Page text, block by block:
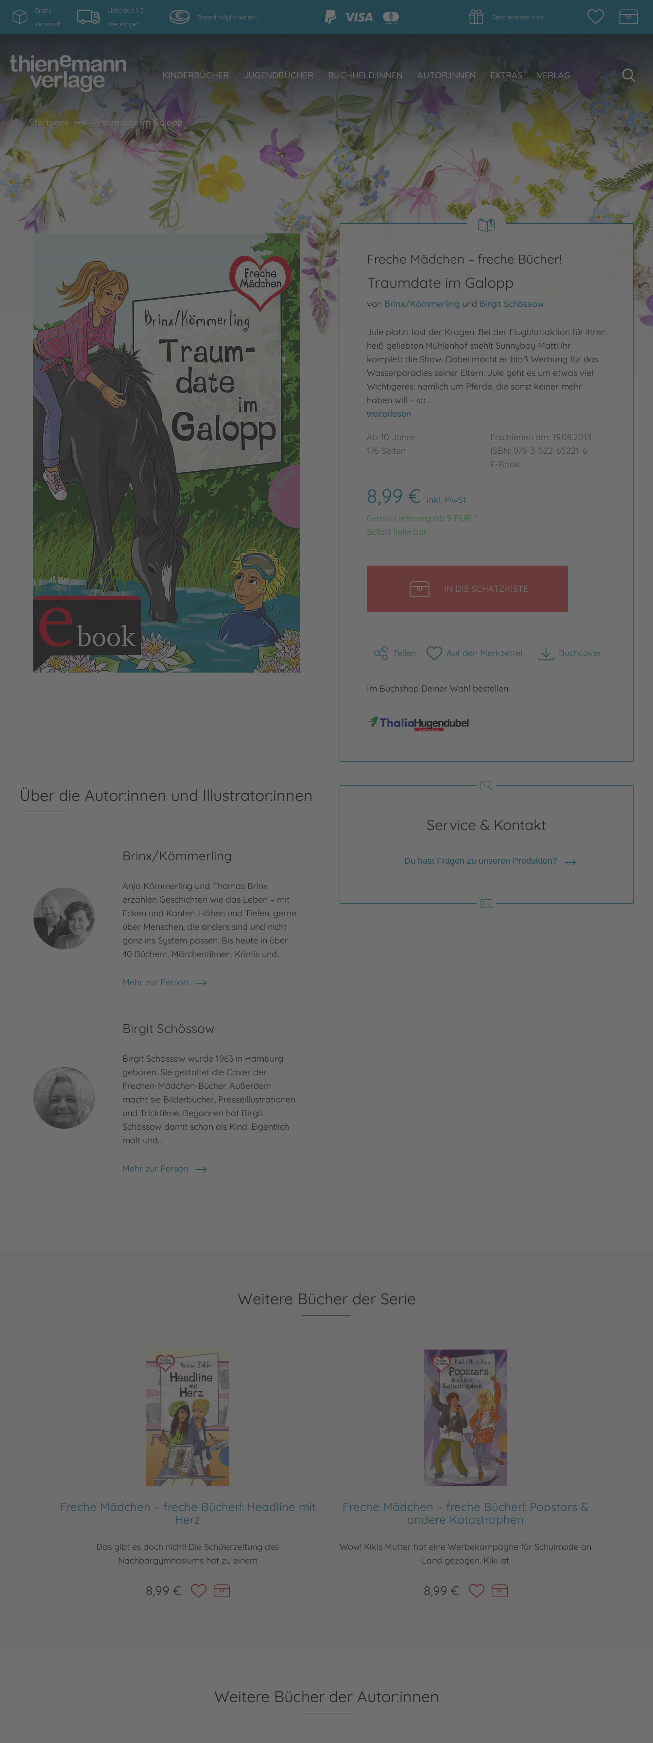
Gratis
Versand*
Lieferzeit 1-3
Werktage**
Bezahlmöglichkeiten Geschenkeservice
KINDERBÜCHER JUGENDBÜCHER BUCHHELD:INNEN AUTOR:INNEN EXTRAS VERLAG
Startseite Traumdate im Galopp
Freche Mädchen – freche Bücher!
Traumdate im Galopp
von Brinx/Kömmerling und Birgit Schössow
Jule platzt fast der Kragen: Bei der Flugblattaktion für ihren
heiß geliebten Mühlenhof stiehlt Sunnyboy Matti ihr
komplett die Show. Dabei macht er bloß Werbung für das
Wasserparadies seiner Eltern. Jule geht es um etwas viel
Wichtigeres: nämlich um Pferde, die sonst keiner mehr
haben will – so …
weiterlesen
Ab 10 Jahre
176 Seiten
Erschienen am: 19.08.2013
ISBN: 978-3-522-65221-6
E-Book
8,99 € inkl. MwSt
Gratis-Lieferung ab 9 EUR *
Sofort lieferbar
IN DIE SCHATZKISTE
Teilen Auf den Merkzettel Buchcover
herunterladen
Im Buchshop Deiner Wahl bestellen:
Service & Kontakt
Du hast Fragen zu unseren Produkten?
Über die Autor:innen und Illustrator:innen
Brinx/Kömmerling
Anja Kömmerling und Thomas Brinx
erzählen Geschichten wie das Leben – mit
Ecken und Kanten, Höhen und Tiefen, gerne
über Menschen, die anders sind und nicht
ganz ins System passen. Bis heute in über
40 Büchern, Märchenfilmen, Krimis und…
Mehr zur Person
Brinx/Kömmerling
Birgit Schössow
Birgit Schössow wurde 1963 in Hamburg
geboren. Sie gestaltet die Cover der
Frechen-Mädchen-Bücher. Außerdem
macht sie Bilderbücher, Presseillustrationen
und Trickfilme. Begonnen hat Birgit
Schössow damit schon als Kind. Eigentlich
malt und…
Mehr zur Person
Birgit Schössow
Weitere Bücher der Serie
Freche Mädchen – freche Bücher!: Headline mit
Herz
Das gibt es doch nicht! Die Schülerzeitung des
Nachbargymnasiums hat zu einem
8,99 €
Freche Mädchen – freche Bücher!: Popstars &
andere Katastrophen
Wow! Kikis Mutter hat eine Werbekampagne für Schulmode an
Land gezogen. Kiki ist
8,99 €
Weitere Bücher der Autor:innen